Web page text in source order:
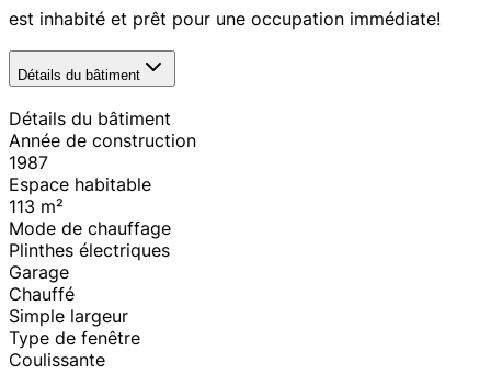
est inhabité et prêt pour une occupation immédiate!
Détails du bâtiment
Détails du bâtiment
Année de construction
1987
Espace habitable
113 m²
Mode de chauffage
Plinthes électriques
Garage
Chauffé
Simple largeur
Type de fenêtre
Coulissante